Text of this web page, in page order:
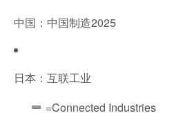
中国：中国制造2025
日本：互联工业
=Connected Industries